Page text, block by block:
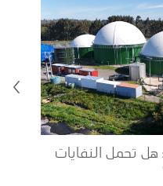
تحمل النفايات